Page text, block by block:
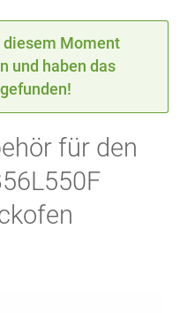
diesem Moment
und haben das
für den